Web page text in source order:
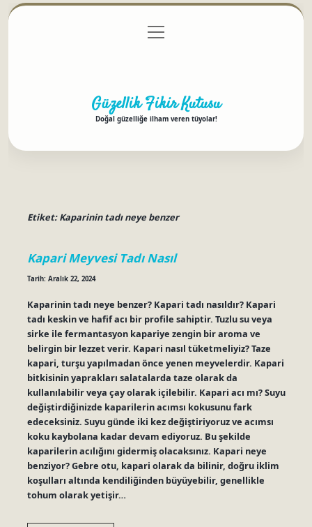
Gizlilik Politikası
menüyü
aç
Güzellik Fikir Kutusu
Doğal güzelliğe ilham veren tüyolar!
Etiket:Kaparinin tadı neye benzer
Kapari Meyvesi Tadı Nasıl
Tarih: Aralık 22, 2024
Kaparinin tadı neye benzer? Kapari tadı nasıldır? Kapari
tadı keskin ve hafif acı bir profile sahiptir. Tuzlu su veya
sirke ile fermantasyon kapariye zengin bir aroma ve
belirgin bir lezzet verir. Kapari nasıl tüketmeliyiz? Taze
kapari, turşu yapılmadan önce yenen meyvelerdir. Kapari
bitkisinin yaprakları salatalarda taze olarak da
kullanılabilir veya çay olarak içilebilir. Kapari acı mı? Suyu
değiştirdiğinizde kaparilerin acımsı kokusunu fark
edeceksiniz. Suyu günde iki kez değiştiriyoruz ve acımsı
koku kaybolana kadar devam ediyoruz. Bu şekilde
kaparilerin acılığını gidermiş olacaksınız. Kapari neye
benziyor? Gebre otu, kapari olarak da bilinir, doğru iklim
koşulları altında kendiliğinden büyüyebilir, genellikle
tohum olarak yetişir…